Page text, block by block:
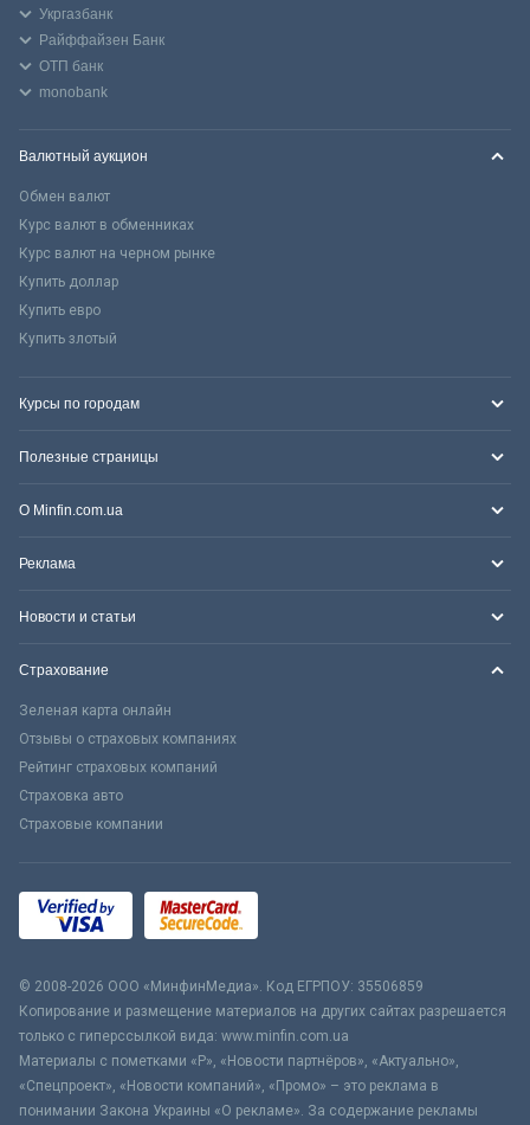
Укргазбанк
Райффайзен Банк
ОТП банк
monobank
Валютный аукцион
Обмен валют
Курс валют в обменниках
Курс валют на черном рынке
Купить доллар
Купить евро
Купить злотый
Курсы по городам
Полезные страницы
О Minfin.com.ua
Реклама
Новости и статьи
Страхование
Зеленая карта онлайн
Отзывы о страховых компаниях
Рейтинг страховых компаний
Страховка авто
Страховые компании
© 2008-2026 ООО «МинфинМедиа». Код ЕГРПОУ: 35506859
Копирование и размещение материалов на других сайтах разрешается
только с гиперссылкой вида: www.minfin.com.ua
Материалы с пометками «Р», «Новости партнёров», «Актуально»,
«Спецпроект», «Новости компаний», «Промо» – это реклама в
понимании Закона Украины «О рекламе». За содержание рекламы